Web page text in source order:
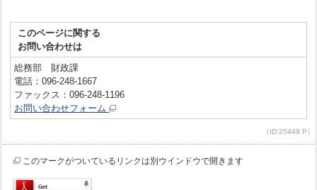
このページに関する
お問い合わせは
総務部 財政課
電話：096-248-1667
ファックス：096-248-1196
お問い合わせフォーム
（ID:25449 P）
このマークがついているリンクは別ウインドウで開きます